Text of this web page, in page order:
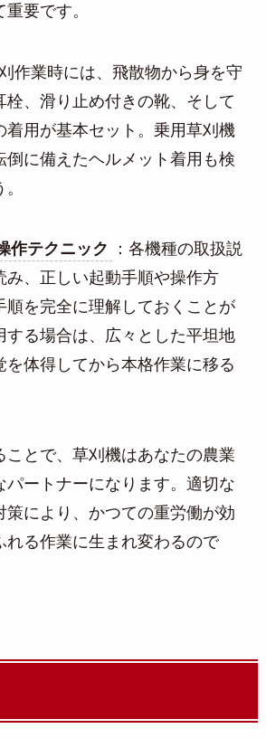
要です。
刈作業時には、飛散物から身を守
栓、滑り止め付きの靴、そして
着用が基本セット。乗用草刈機
倒に備えたヘルメット着用も検
作テクニック
：各機種の取扱説
み、正しい起動手順や操作方
順を完全に理解しておくことが
する場合は、広々とした平坦地
を体得してから本格作業に移る
ことで、草刈機はあなたの農業
パートナーになります。適切な
策により、かつての重労働が効
れる作業に生まれ変わるので